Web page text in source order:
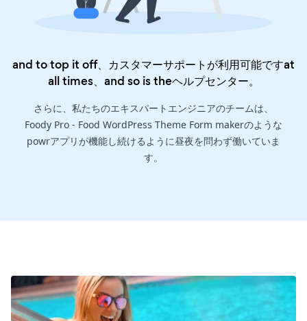
and to top it off、カスタマーサポートが利用可能ですat
all times、and so is theヘルプセンター。
さらに、私たちのエキスパートエンジニアのチームは、
Foody Pro - Food WordPress Theme Form makerのような
powrアプリが機能し続けるように昼夜を問わず働いていま
す。